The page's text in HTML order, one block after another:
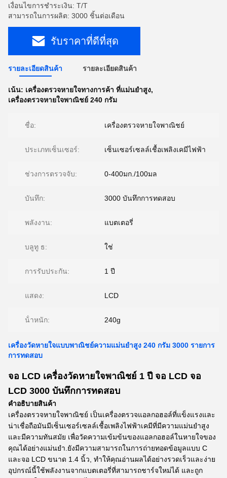
เงื่อนไขการชำระเงิน: T/T
สามารถในการผลิต: 3000 ชิ้นต่อเดือน
รับราคาที่ดีที่สุด
รายละเอียดสินค้า รายละเอียดสินค้า
เน้น: เครื่องตรวจหายใจทางการค้า ที่แม่นยําสูง,
เครื่องตรวจหายใจพาณิชย์ 240 กรัม
ชื่อ: เครื่องตรวจหายใจพาณิชย์
ประเภทเซ็นเซอร์: เซ็นเซอร์เซลล์เชื้อเพลิงเคมีไฟฟ้า
ช่วงการตรวจจับ: 0-400มก./100มล
บันทึก: 3000 บันทึกการทดสอบ
พลังงาน: แบตเตอรี่
บลูทู ธ: ใช่
การรับประกัน: 1 ปี
แสดง: LCD
น้ําหนัก: 240g
เครื่องวัดหายใจแบบพาณิชย์ความแม่นยําสูง 240 กรัม 3000 รายการ
การทดสอบ
จอ LCD เครื่องวัดหายใจพาณิชย์ 1 ปี จอ LCD จอ
LCD 3000 บันทึกการทดสอบ
คําอธิบายสินค้า
เครื่องตรวจหายใจพาณิชย์ เป็นเครื่องตรวจแอลกอฮอล์ที่แข็งแรงและ
น่าเชื่อถือมันมีเซ็นเซอร์เซลล์เชื้อเพลิงไฟฟ้าเคมีที่มีความแม่นยําสูง
และมีความทันสมัย เพื่อวัดความเข้มข้นของแอลกอฮอล์ในหายใจของ
คุณได้อย่างแม่นยํา.ยังมีความสามารถในการถ่ายทอดข้อมูลแบบ C
และจอ LCD ขนาด 1.4 นิ้ว, ทําให้คุณอ่านผลได้อย่างรวดเร็วและง่าย
อุปกรณ์นี้ใช้พลังงานจากแบตเตอรี่ที่สามารถชาร์จใหม่ได้ และถูก